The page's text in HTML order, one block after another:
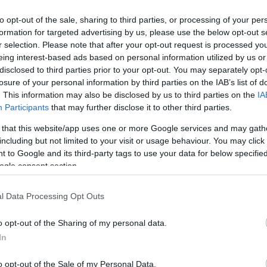
opt-out of the sale, sharing to third parties, or processing of your
for targeted advertising by us, please use the below opt-out
selection. Please note that after your opt-out request is processed
interest-based ads based on personal information utilized by us
to third parties prior to your opt-out. You may separately
of your personal information by third parties on the IAB’s list of
This information may also be disclosed by us to third parties on the
Participants that may further disclose it to other third parties.
that this website/app uses one or more Google services and may
but not limited to your visit or usage behaviour. You may
to Google and its third-party tags to use your data for below
consent section.
Data Processing Opt Outs
opt-out of the Sharing of my personal data.
opt-out of the Sale of my Personal Data.
ismét az angol élvonalban.
bajnokság hétfői játéknapján 2-1-re legyőzte a
álló Huddersfield csak döntetlent ért el a Derby
helyen már nem végezhet.
együttes egyenesen feljut a Premier League-be,
vívnak a harmadik élvonalbeli helyért.
as szezonban szerepelt a legjobbak között – számolt